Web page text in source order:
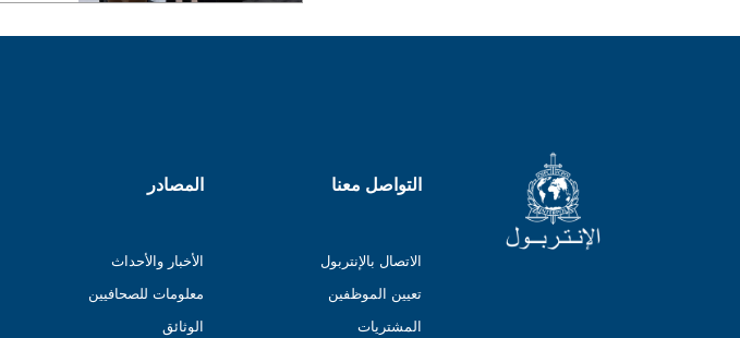
التواصل معنا
الاتصال بالإنتربول
تعيين الموظفين
المشتريات
المصادر
الأخبار والأحداث
معلومات للصحافيين
الوثائق